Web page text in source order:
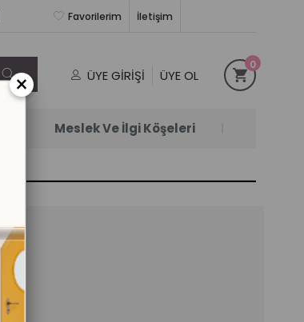
İletişim
Favorilerim
ÜYE GIRIŞI ÜYE OL
0
Meslek Ve İlgi Köşeleri
×